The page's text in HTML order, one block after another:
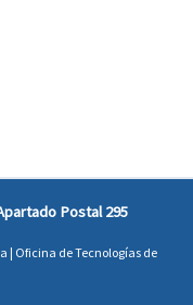
Postal 295
| Oficina de Tecnologías de